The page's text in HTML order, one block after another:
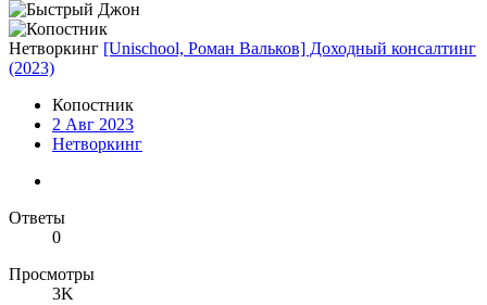
Нетворкинг [Unischool, Роман Вальков] Доходный консалтинг
(2023)
Копостник
2 Авг 2023
Нетворкинг
Ответы
0
Просмотры
3K